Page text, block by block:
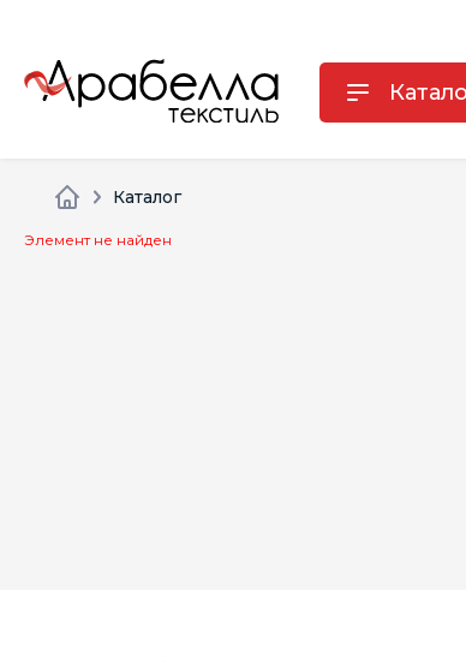
Каталог
Элемент не найден